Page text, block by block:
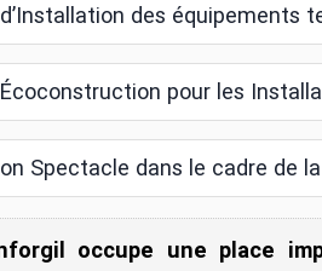
des équipements
pour les
Spectacle dans le cadre de
occupe une place